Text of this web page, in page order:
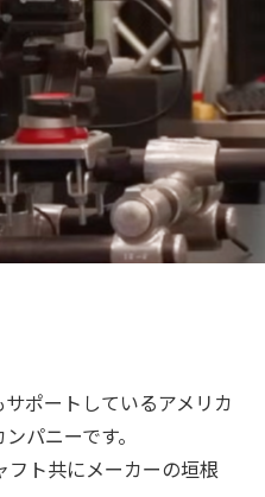
ポートしているアメリカ
パニーです。
フト共にメーカーの垣根